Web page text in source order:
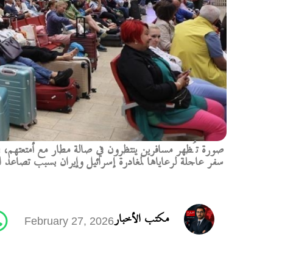
صورة تُظهر مسافرين ينتظرون في صالة مطار مع
سفر عاجلة لرعاياها لمغادرة إسرائيل وإيران بسبب
مكتب الأخبارFebruary 27, 2026